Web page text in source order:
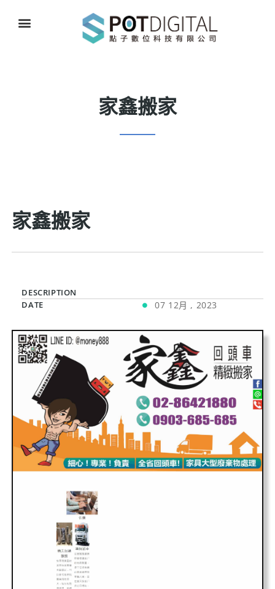
家鑫搬家
家鑫搬家
DESCRIPTION
DATE
07 12月 , 2023